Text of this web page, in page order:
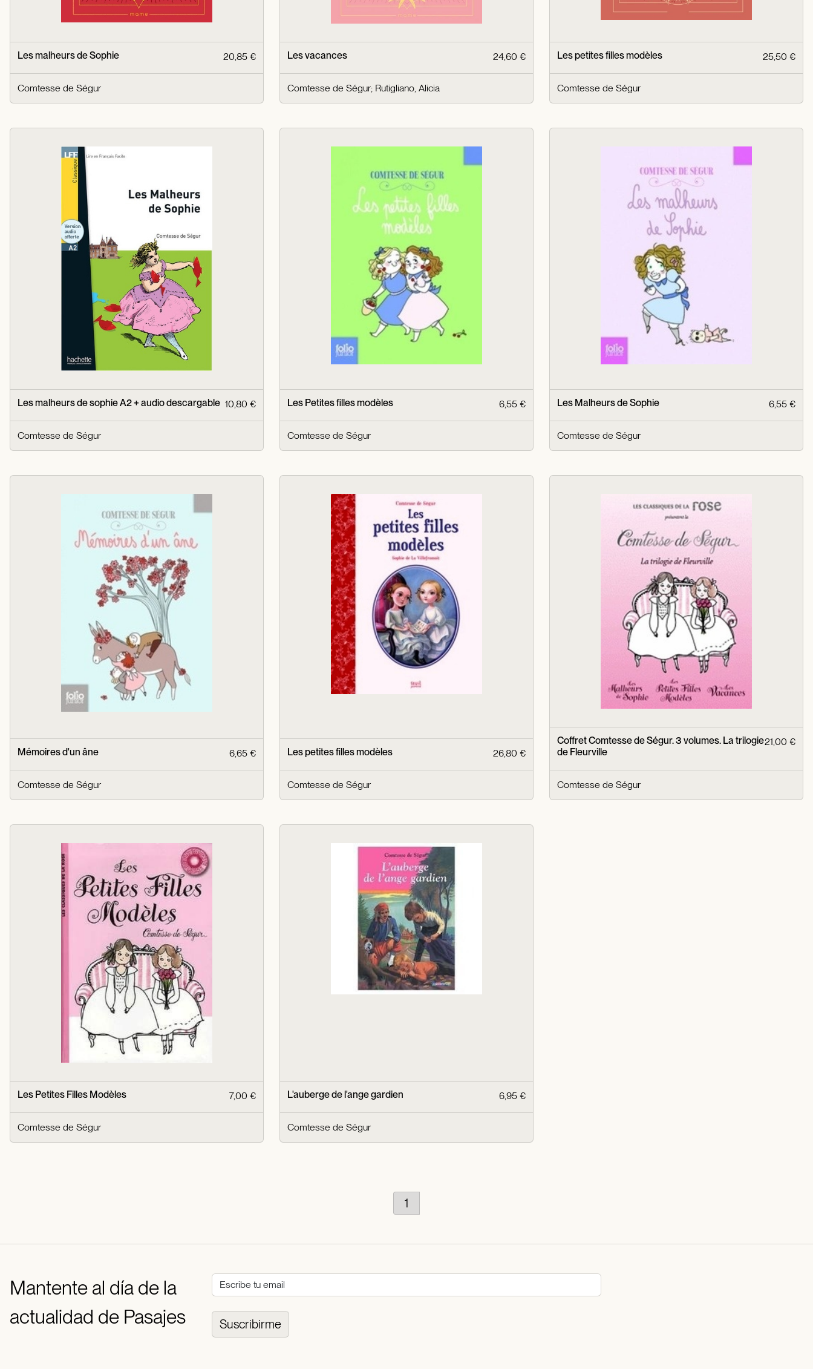
Les malheurs de Sophie 20,85 €
Comtesse de Ségur
Les vacances 24,60 €
Comtesse de Ségur; Rutigliano, Alicia
Les petites filles modèles 25,50 €
Comtesse de Ségur
Les malheurs de sophie A2 + audio descargable 10,80 €
Comtesse de Ségur
Les Petites filles modèles 6,55 €
Comtesse de Ségur
Les Malheurs de Sophie 6,55 €
Comtesse de Ségur
Mémoires d'un âne 6,65 €
Comtesse de Ségur
Les petites filles modèles 26,80 €
Comtesse de Ségur
Coffret Comtesse de Ségur. 3 volumes. La trilogie
de Fleurville
21,00 €
Comtesse de Ségur
Les Petites Filles Modèles 7,00 €
Comtesse de Ségur
L'auberge de l'ange gardien 6,95 €
Comtesse de Ségur
1
Mantente al día de la
actualidad de Pasajes
Suscribirme